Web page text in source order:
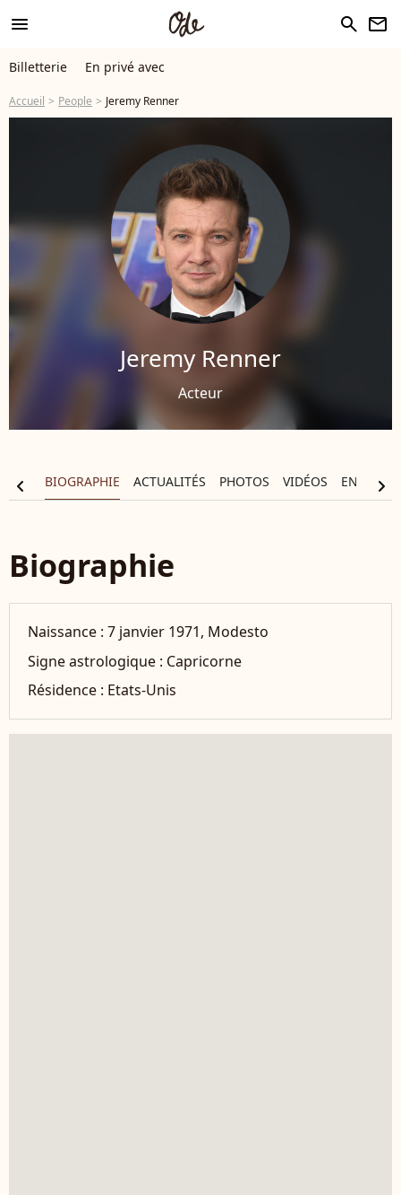
menu search newsletter
Billetterie En privé avec
Accueil People Jeremy Renner
Jeremy Renner
Acteur
BIOGRAPHIE ACTUALITÉS PHOTOS VIDÉOS
chevron_left chevron_right
Biographie
Naissance :7 janvier 1971, Modesto
Signe astrologique : Capricorne
Résidence : Etats-Unis